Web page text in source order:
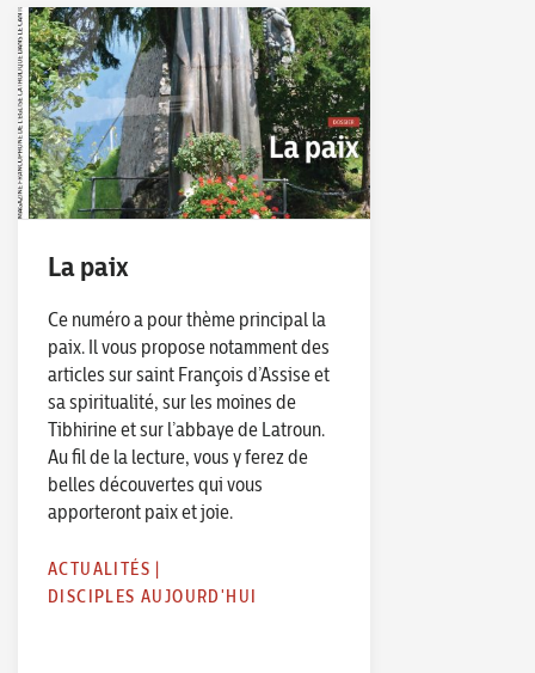
La paix
Ce numéro a pour thème principal la
paix. Il vous propose notamment des
articles sur saint François d’Assise et
sa spiritualité, sur les moines de
Tibhirine et sur l’abbaye de Latroun.
Au fil de la lecture, vous y ferez de
belles découvertes qui vous
apporteront paix et joie.
ACTUALITÉS |
DISCIPLES AUJOURD'HUI